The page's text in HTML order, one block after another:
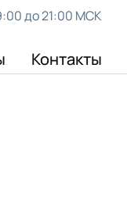
до 21:00 МСК
Контакты